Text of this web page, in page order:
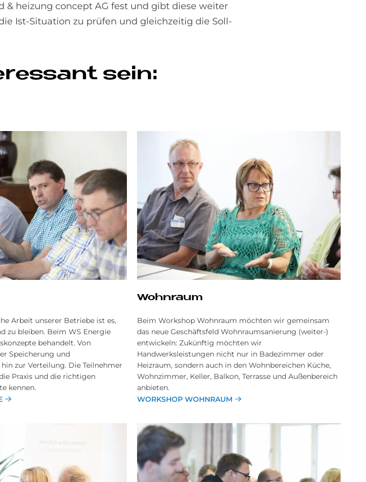
heizung concept AG fest und gibt diese weiter
Ist-Situation zu prüfen und gleichzeitig die Soll-
sein:
Arbeit unserer Betriebe ist es,
zu bleiben. Beim WS Energie
behandelt. Von
Speicherung und
zur Verteilung. Die Teilnehmer
Praxis und die richtigen
kennen.
Wohnraum
Beim Workshop Wohnraum möchten wir gemeinsam
das neue Geschäftsfeld Wohnraumsanierung (weiter-)
entwickeln: Zukünftig möchten wir
Handwerksleistungen nicht nur in Badezimmer oder
Heizraum, sondern auch in den Wohnbereichen Küche,
Wohnzimmer, Keller, Balkon, Terrasse und Außenbereich
anbieten.
WORKSHOP WOHNRAUM